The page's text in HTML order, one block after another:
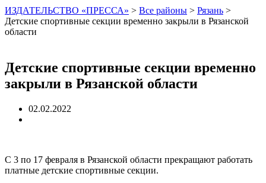
ИЗДАТЕЛЬСТВО «ПРЕССА» > Все районы > Рязань >
Детские спортивные секции временно закрыли в Рязанской
области
Детские спортивные секции временно
закрыли в Рязанской области
02.02.2022
С 3 по 17 февраля в Рязанской области прекращают работать
платные детские спортивные секции.